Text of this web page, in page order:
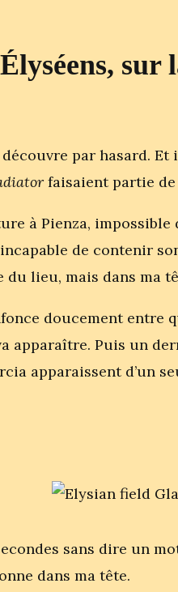
par hasard.
faisaient partie
à Pienza,
de contenir
lieu, mais dans ma
doucement entre
apparaître. Puis un
apparaissent d’un
sans dire un
dans ma tête.